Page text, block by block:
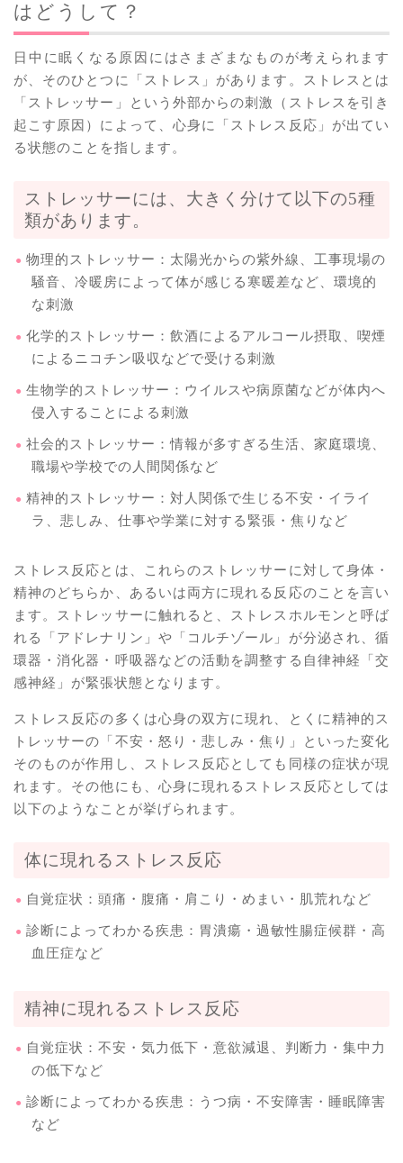
はどうして？
日中に眠くなる原因にはさまざまなものが考えられます
が、そのひとつに「ストレス」があります。ストレスとは
「ストレッサー」という外部からの刺激（ストレスを引き
起こす原因）によって、心身に「ストレス反応」が出てい
る状態のことを指します。
ストレッサーには、大きく分けて以下の5種
類があります。
物理的ストレッサー：太陽光からの紫外線、工事現場の
騒音、冷暖房によって体が感じる寒暖差など、環境的
な刺激
化学的ストレッサー：飲酒によるアルコール摂取、喫煙
によるニコチン吸収などで受ける刺激
生物学的ストレッサー：ウイルスや病原菌などが体内へ
侵入することによる刺激
社会的ストレッサー：情報が多すぎる生活、家庭環境、
職場や学校での人間関係など
精神的ストレッサー：対人関係で生じる不安・イライ
ラ、悲しみ、仕事や学業に対する緊張・焦りなど
ストレス反応とは、これらのストレッサーに対して身体・
精神のどちらか、あるいは両方に現れる反応のことを言い
ます。ストレッサーに触れると、ストレスホルモンと呼ば
れる「アドレナリン」や「コルチゾール」が分泌され、循
環器・消化器・呼吸器などの活動を調整する自律神経「交
感神経」が緊張状態となります。
ストレス反応の多くは心身の双方に現れ、とくに精神的ス
トレッサーの「不安・怒り・悲しみ・焦り」といった変化
そのものが作用し、ストレス反応としても同様の症状が現
れます。その他にも、心身に現れるストレス反応としては
以下のようなことが挙げられます。
体に現れるストレス反応
自覚症状：頭痛・腹痛・肩こり・めまい・肌荒れなど
診断によってわかる疾患：胃潰瘍・過敏性腸症候群・高
血圧症など
精神に現れるストレス反応
自覚症状：不安・気力低下・意欲減退、判断力・集中力
の低下など
診断によってわかる疾患：うつ病・不安障害・睡眠障害
など